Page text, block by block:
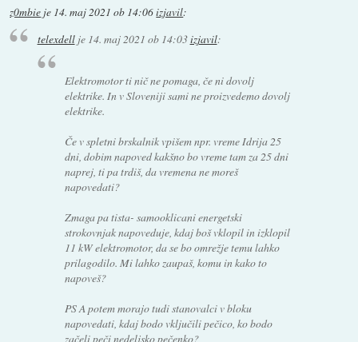
z0mbie je 14. maj 2021 ob 14:06izjavil:
telexdellje 14. maj 2021 ob 14:03izjavil:
Elektromotor ti nič ne pomaga, če ni dovolj
elektrike. In v Sloveniji sami ne proizvedemo dovolj
elektrike.
Če v spletni brskalnik vpišem npr. vreme Idrija 25
dni, dobim napoved kakšno bo vreme tam za 25 dni
naprej, ti pa trdiš, da vremena ne moreš
napovedati?
Zmaga pa tista- samooklicani energetski
strokovnjak napoveduje, kdaj boš vklopil in izklopil
11 kW elektromotor, da se bo omrežje temu lahko
prilagodilo. Mi lahko zaupaš, komu in kako to
napoveš?
PS A potem morajo tudi stanovalci v bloku
napovedati, kdaj bodo vključili pečico, ko bodo
začeli peči nedeljsko pečenko?